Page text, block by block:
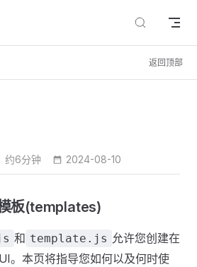
返回顶部
约6分钟 2024-08-10
板(templates)
和 template.js 允许您创建在
。本页将指导您如何以及何时使